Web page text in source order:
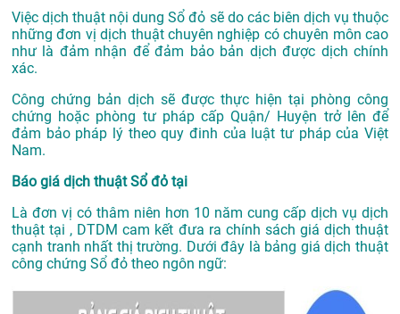
Việc dịch thuật nội dung Sổ đỏ sẽ do các biên dịch vụ thuộc
những đơn vị dịch thuật chuyên nghiệp có chuyên môn cao
như là đảm nhận để đảm bảo bản dịch được dịch chính
xác.
Công chứng bản dịch sẽ được thực hiện tại phòng công
chứng hoặc phòng tư pháp cấp Quận/ Huyện trở lên để
đảm bảo pháp lý theo quy đinh của luật tư pháp của Việt
Nam.
Báo giá dịch thuật Sổ đỏ tại
Là đơn vị có thâm niên hơn 10 năm cung cấp dịch vụ dịch
thuật tại , DTDM cam kết đưa ra chính sách giá dịch thuật
cạnh tranh nhất thị trường. Dưới đây là bảng giá dịch thuật
công chứng Sổ đỏ theo ngôn ngữ: